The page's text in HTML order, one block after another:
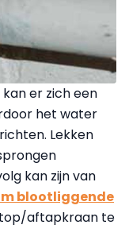
er zich een
het water
Lekken
kan zijn van
blootliggende
aftapkraan te